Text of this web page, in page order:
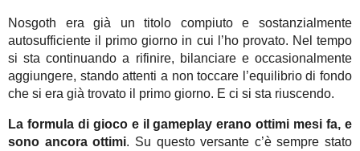
Nosgoth era già un titolo compiuto e sostanzialmente
autosufficiente il primo giorno in cui l’ho provato. Nel tempo
si sta continuando a rifinire, bilanciare e occasionalmente
aggiungere, stando attenti a non toccare l’equilibrio di fondo
che si era già trovato il primo giorno. E ci si sta riuscendo.
La formula di gioco e il gameplay erano ottimi mesi fa, e
sono ancora ottimi. Su questo versante c’è sempre stato